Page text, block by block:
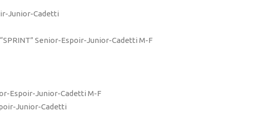
Junior-Cadetti
Senior-Espoir-Junior-Cadetti M-F
Espoir-Junior-Cadetti M-F
Junior-Cadetti